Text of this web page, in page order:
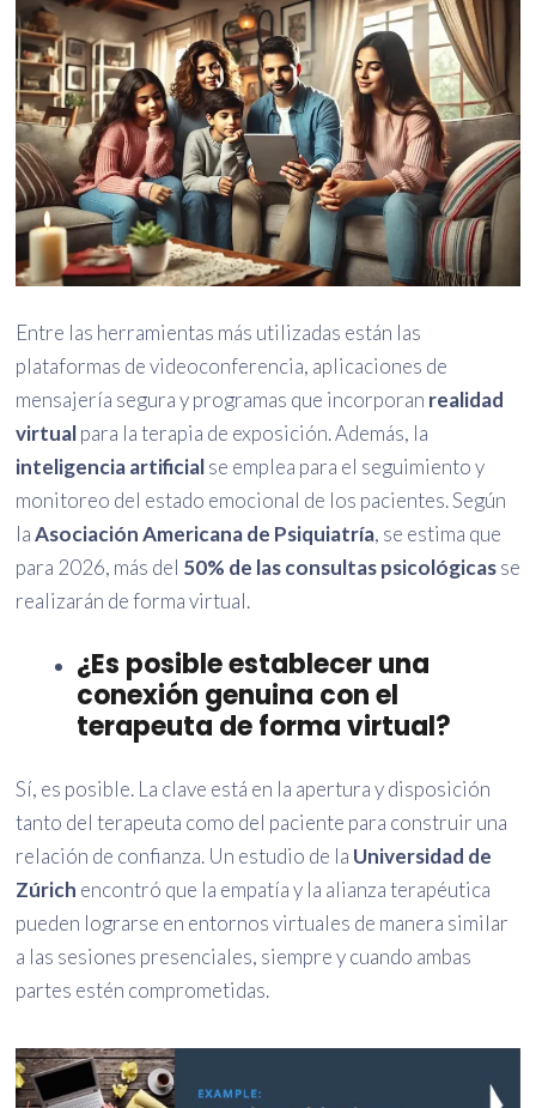
Entre las herramientas más utilizadas están las
plataformas de videoconferencia, aplicaciones de
mensajería segura y programas que incorporan realidad
virtualpara la terapia de exposición. Además, la
inteligencia artificialse emplea para el seguimiento y
monitoreo del estado emocional de los pacientes. Según
laAsociación Americana de Psiquiatría, se estima que
para 2026, más del 50% de las consultas psicológicasse
realizarán de forma virtual.
¿Es posible establecer una
conexión genuina con el
terapeuta de forma virtual?
Sí, es posible. La clave está en la apertura y disposición
tanto del terapeuta como del paciente para construir una
relación de confianza. Un estudio de la Universidad de
Zúrich encontró que la empatía y la alianza terapéutica
pueden lograrse en entornos virtuales de manera similar
a las sesiones presenciales, siempre y cuando ambas
partes estén comprometidas.